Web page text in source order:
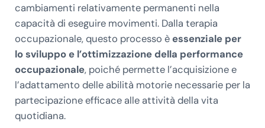
cambiamenti relativamente permanenti nella
capacità di eseguire movimenti. Dalla terapia
occupazionale, questo processo è essenziale per
lo sviluppo e l’ottimizzazione della performance
occupazionale, poiché permette l’acquisizione e
l’adattamento delle abilità motorie necessarie per la
partecipazione efficace alle attività della vita
quotidiana.